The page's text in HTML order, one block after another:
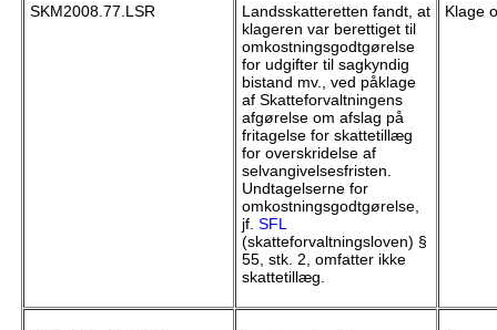
SKM2008.77.LSR
Landsskatteretten fandt, at
klageren var berettiget til
omkostningsgodtgørelse
for udgifter til sagkyndig
bistand mv., ved påklage
af Skatteforvaltningens
afgørelse om afslag på
fritagelse for skattetillæg
for overskridelse af
selvangivelsesfristen.
Undtagelserne for
omkostningsgodtgørelse,
jf. SFL
(skatteforvaltningsloven) §
55, stk. 2, omfatter ikke
skattetillæg.
Klage